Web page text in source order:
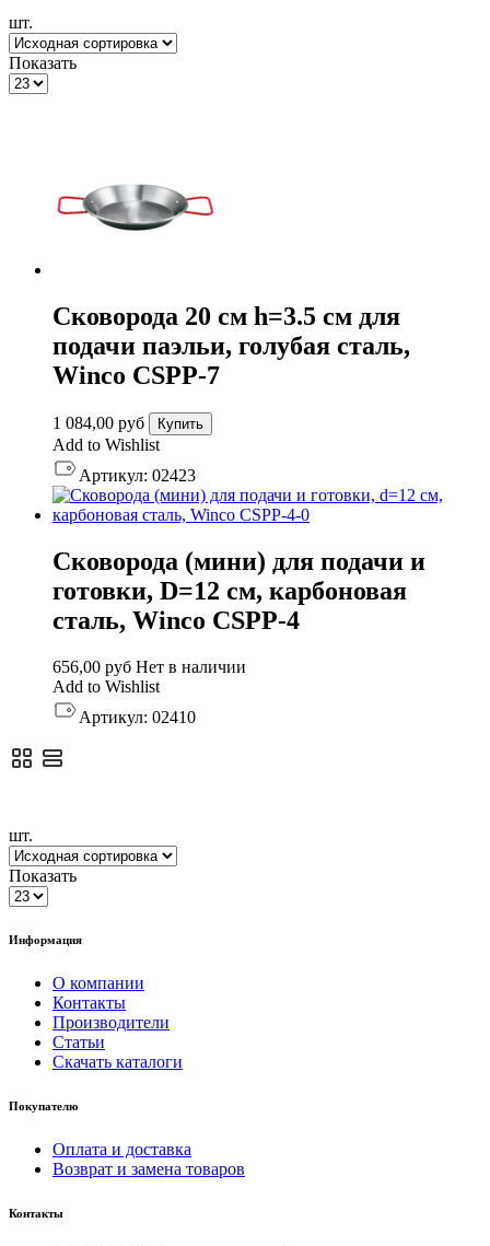
шт.
Показать
Сковорода 20 см h=3.5 см для
подачи паэльи, голубая сталь,
Winco CSPP-7
1 084,00 руб Купить
Add to Wishlist
Артикул: 02423
Сковорода (мини) для подачи и
готовки, D=12 см, карбоновая
сталь, Winco CSPP-4
656,00 руб Нет в наличии
Add to Wishlist
Артикул: 02410
шт.
Показать
Информация
О компании
Контакты
Производители
Статьи
Скачать каталоги
Покупателю
Оплата и доставка
Возврат и замена товаров
Контакты